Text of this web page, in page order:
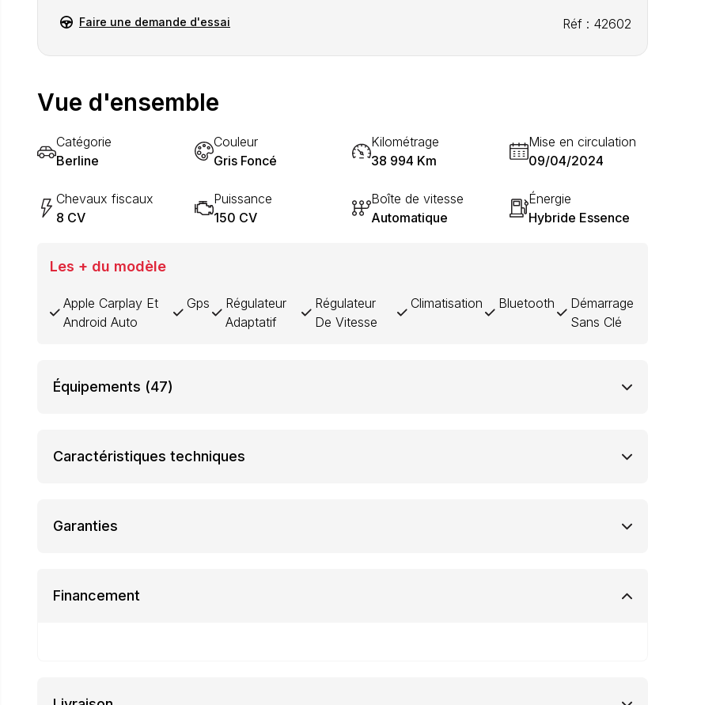
Faire une demande d'essai Réf : 42602
Vue d'ensemble
Catégorie
Berline
Couleur
Gris Foncé
Kilométrage
38 994 Km
Mise en circulation
09/04/2024
Chevaux fiscaux
8 CV
Puissance
150 CV
Boîte de vitesse
Automatique
Énergie
Hybride Essence
Les + du modèle
Apple Carplay Et
Android Auto
Gps
Régulateur
Adaptatif
Régulateur
De Vitesse
Climatisation Bluetooth
Démarrage
Sans Clé
Équipements (47)
Caractéristiques techniques
Garanties
Financement